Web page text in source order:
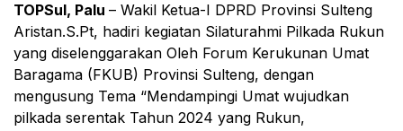
TOPSul, Palu – Wakil Ketua-I DPRD Provinsi Sulteng
Aristan.S.Pt, hadiri kegiatan Silaturahmi Pilkada Rukun
yang diselenggarakan Oleh Forum Kerukunan Umat
Baragama (FKUB) Provinsi Sulteng, dengan
mengusung Tema “Mendampingi Umat wujudkan
pilkada serentak Tahun 2024 yang Rukun,